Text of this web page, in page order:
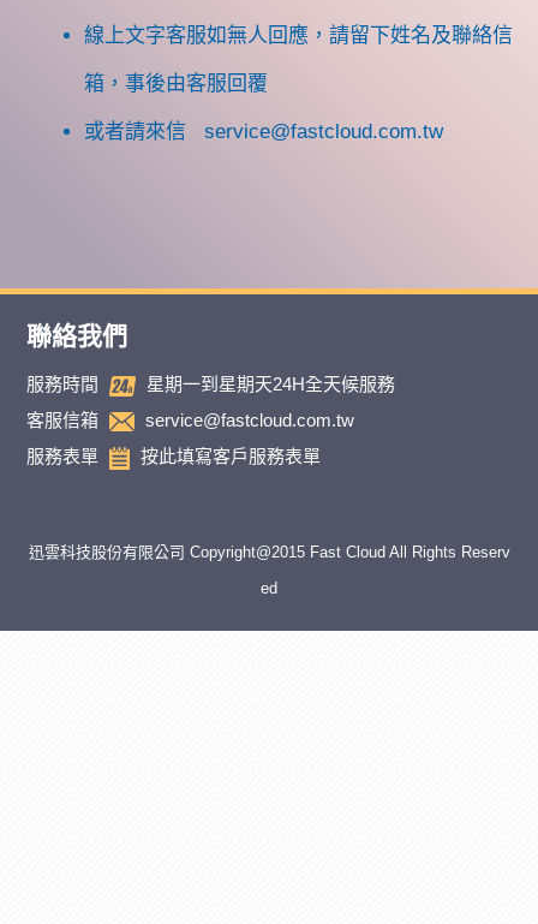
線上文字客服如無人回應，請留下姓名及聯絡信
箱，事後由客服回覆
或者請來信 service@fastcloud.com.tw
聯絡我們
服務時間
星期一到星期天24H全天候服務
客服信箱
service@fastcloud.com.tw
服務表單
按此填寫客戶服務表單
迅雲科技股份有限公司 Copyright@2015 Fast Cloud All Rights Reserv
ed